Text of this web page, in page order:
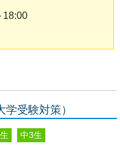
18:00
受験対策）
中3生